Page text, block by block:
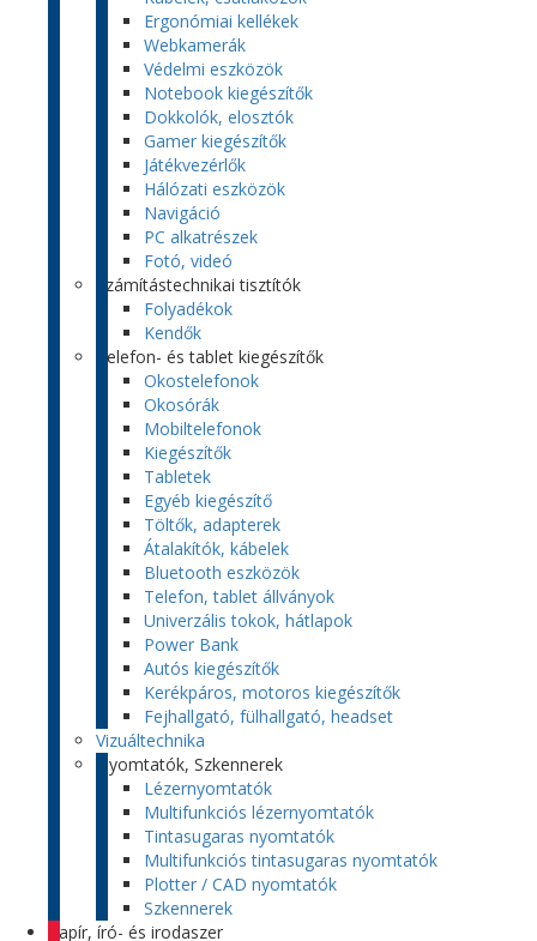
Ergonómiai kellékek
Webkamerák
Védelmi eszközök
Notebook kiegészítők
Dokkolók, elosztók
Gamer kiegészítők
Játékvezérlők
Hálózati eszközök
Navigáció
PC alkatrészek
Fotó, videó
Számítástechnikai tisztítók
Folyadékok
Kendők
Telefon- és tablet kiegészítők
Okostelefonok
Okosórák
Mobiltelefonok
Kiegészítők
Tabletek
Egyéb kiegészítő
Töltők, adapterek
Átalakítók, kábelek
Bluetooth eszközök
Telefon, tablet állványok
Univerzális tokok, hátlapok
Power Bank
Autós kiegészítők
Kerékpáros, motoros kiegészítők
Fejhallgató, fülhallgató, headset
Vizuáltechnika
Nyomtatók, Szkennerek
Lézernyomtatók
Multifunkciós lézernyomtatók
Tintasugaras nyomtatók
Multifunkciós tintasugaras nyomtatók
Plotter / CAD nyomtatók
Szkennerek
Papír, író- és irodaszer